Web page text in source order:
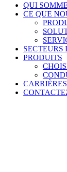
recherche
Menu
QUI
CE QUE
PRODUITS
CARRIÈRES